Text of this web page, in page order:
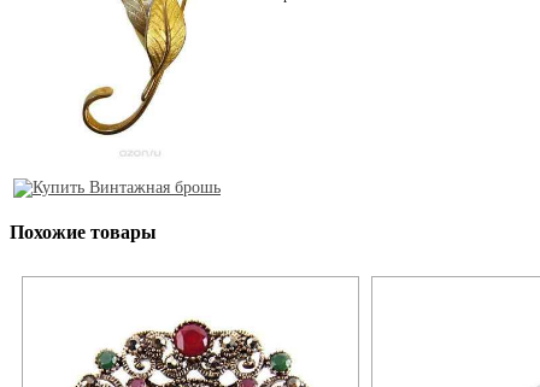
Похожие товары